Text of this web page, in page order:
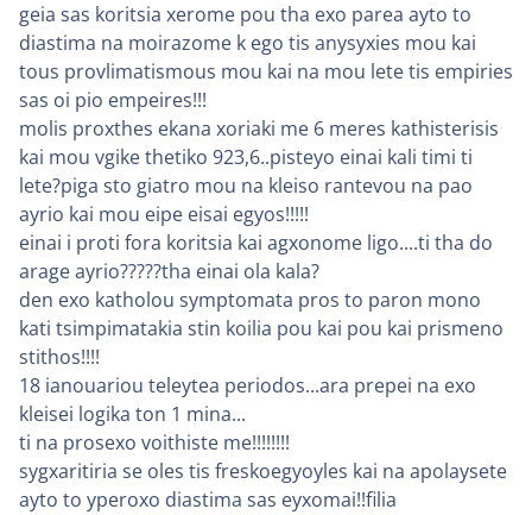
geia sas koritsia xerome pou tha exo parea ayto to
diastima na moirazome k ego tis anysyxies mou kai
tous provlimatismous mou kai na mou lete tis empiries
sas oi pio empeires!!!
molis proxthes ekana xoriaki me 6 meres kathisterisis
kai mou vgike thetiko 923,6..pisteyo einai kali timi ti
lete?piga sto giatro mou na kleiso rantevou na pao
ayrio kai mou eipe eisai egyos!!!!!
einai i proti fora koritsia kai agxonome ligo....ti tha do
arage ayrio?????tha einai ola kala?
den exo katholou symptomata pros to paron mono
kati tsimpimatakia stin koilia pou kai pou kai prismeno
stithos!!!!
18 ianouariou teleytea periodos...ara prepei na exo
kleisei logika ton 1 mina...
ti na prosexo voithiste me!!!!!!!!
sygxaritiria se oles tis freskoegyoyles kai na apolaysete
ayto to yperoxo diastima sas eyxomai!!filia